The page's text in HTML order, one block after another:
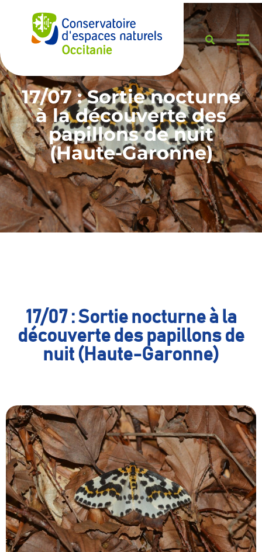
17/07 : Sortie nocturne
à la découverte des
papillons de nuit
(Haute-Garonne)
17/07 : Sortie nocturne à la
découverte des papillons de
nuit (Haute-Garonne)